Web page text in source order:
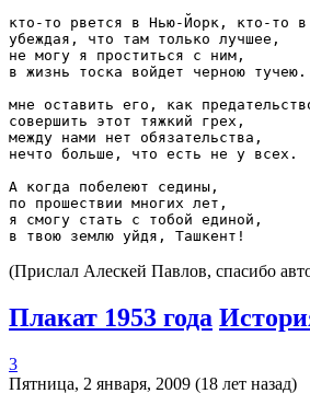
кто-то рвется в Нью-Йорк, кто-то
убеждая, что там только лучшее,
не могу я проститься с ним,
в жизнь тоска войдет черною тучею.
мне оставить его, как
совершить этот тяжкий грех,
между нами нет обязательства,
нечто больше, что есть не у всех.
А когда побелеют седины,
по прошествии многих лет,
я смогу стать с тобой единой,
(Прислал Алескей Павлов, спасибо
Плакат 1953 года
3
Пятница, 2 января, 2009 (18 лет назад)